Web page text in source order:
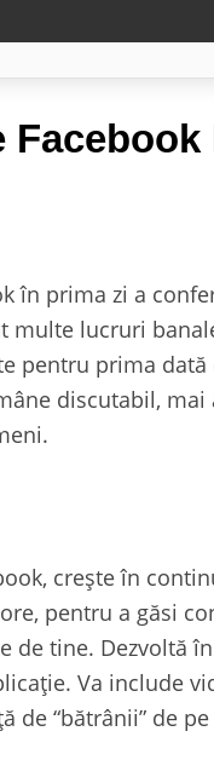
în prima zi a
multe lucruri
pentru prima dată
discutabil, mai
crește în
pentru a găsi
de tine. Dezvoltă
Va include
de “bătrânii” de